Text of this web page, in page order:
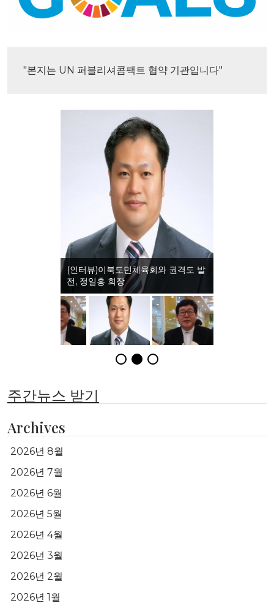
"본지는 UN 퍼블리셔콤팩트 협약 기관입니다"
(인터뷰)이북도민체육회와 권격도 발
전, 정일홍 회장
주간뉴스 받기
Archives
2026년 8월
2026년 7월
2026년 6월
2026년 5월
2026년 4월
2026년 3월
2026년 2월
2026년 1월